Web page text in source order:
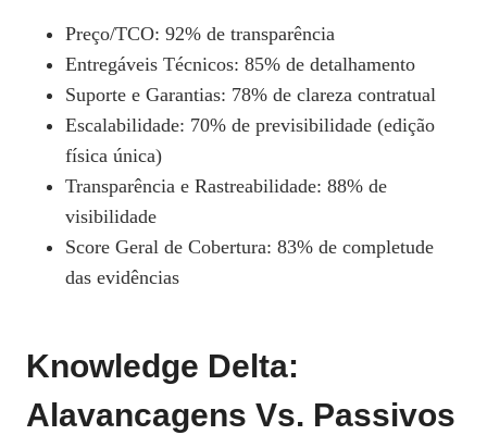
Preço/TCO: 92% de transparência
Entregáveis Técnicos: 85% de detalhamento
Suporte e Garantias: 78% de clareza contratual
Escalabilidade: 70% de previsibilidade (edição
física única)
Transparência e Rastreabilidade: 88% de
visibilidade
Score Geral de Cobertura: 83% de completude
das evidências
Knowledge Delta:
Alavancagens Vs. Passivos